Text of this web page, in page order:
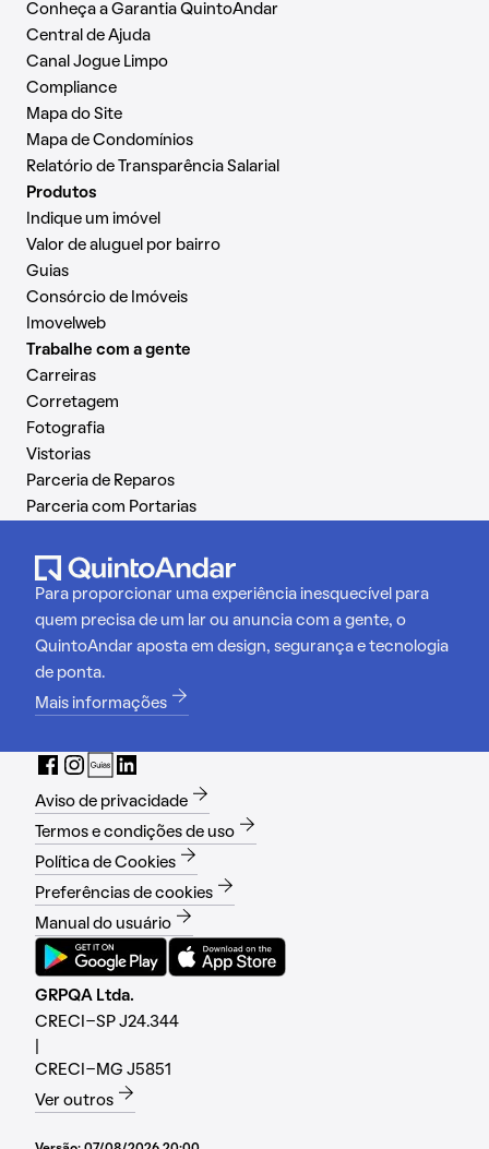
Conheça a Garantia QuintoAndar
Central de Ajuda
Canal Jogue Limpo
Compliance
Mapa do Site
Mapa de Condomínios
Relatório de Transparência Salarial
Produtos
Indique um imóvel
Valor de aluguel por bairro
Guias
Consórcio de Imóveis
Imovelweb
Trabalhe com a gente
Carreiras
Corretagem
Fotografia
Vistorias
Parceria de Reparos
Parceria com Portarias
Para proporcionar uma experiência inesquecível para
quem precisa de um lar ou anuncia com a gente, o
QuintoAndar aposta em design, segurança e tecnologia
de ponta.
Mais informações
Aviso de privacidade
Termos e condições de uso
Política de Cookies
Preferências de cookies
Manual do usuário
GRPQA Ltda.
CRECI-SP J24.344
CRECI-MG J5851
Ver outros